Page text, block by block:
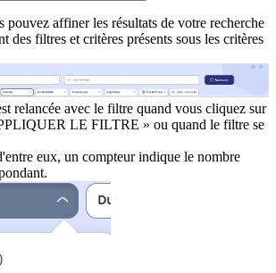
pouvez affiner les résultats de votre recherche
des filtres et critères présents sous les critères
relancée avec le filtre quand vous cliquez sur
LE FILTRE » ou quand le filtre se
eux, un compteur indique le nombre